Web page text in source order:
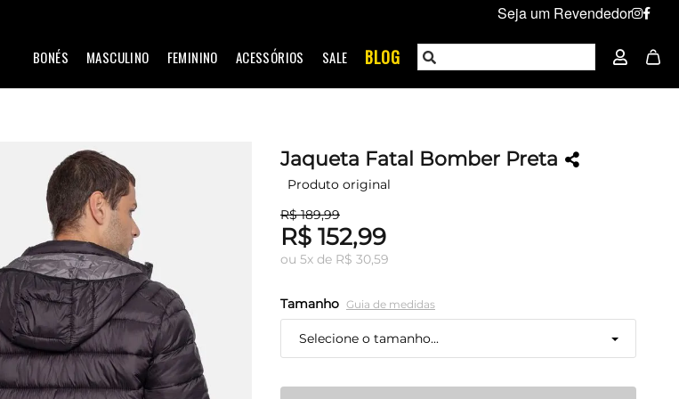
Seja um Revendedor
BONÉS MASCULINO FEMININO ACESSÓRIOS SALE BLOG
Jaqueta Fatal Bomber Preta
Produto original
R$ 189,99
R$ 152,99
ou 5x de R$ 30,59
Tamanho Guia de medidas
Selecione o tamanho...